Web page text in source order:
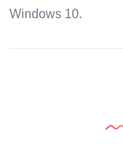
Windows 10.